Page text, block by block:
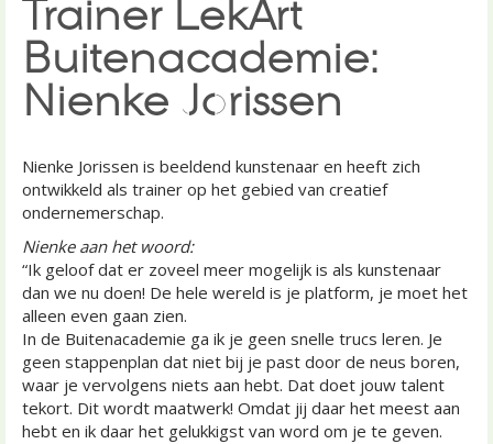
Trainer LekArt
Buitenacademie:
Nienke Jorissen
Nienke Jorissen is beeldend kunstenaar en heeft zich
ontwikkeld als trainer op het gebied van creatief
ondernemerschap.
Nienke aan het woord:
“Ik geloof dat er zoveel meer mogelijk is als kunstenaar
dan we nu doen! De hele wereld is je platform, je moet het
alleen even gaan zien.
In de Buitenacademie ga ik je geen snelle trucs leren. Je
geen stappenplan dat niet bij je past door de neus boren,
waar je vervolgens niets aan hebt. Dat doet jouw talent
tekort. Dit wordt maatwerk! Omdat jij daar het meest aan
hebt en ik daar het gelukkigst van word om je te geven.